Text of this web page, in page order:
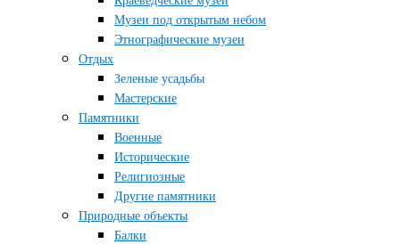
Музеи под открытым небом
Этнографические музеи
Отдых
Зеленые усадьбы
Мастерские
Памятники
Военные
Исторические
Религиозные
Другие памятники
Природные объекты
Балки